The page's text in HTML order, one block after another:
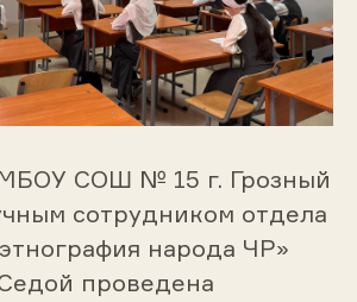
СОШ № 15 г. Грозный
сотрудником отдела
народа ЧР»
проведена